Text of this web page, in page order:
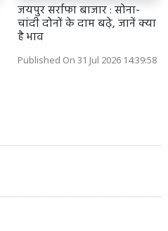
जयपुर सर्राफा बाजार : सोना-
चांदी दोनों के दाम बढ़े, जानें क्या
है भाव
Published On 31 Jul 2026 14:39:58